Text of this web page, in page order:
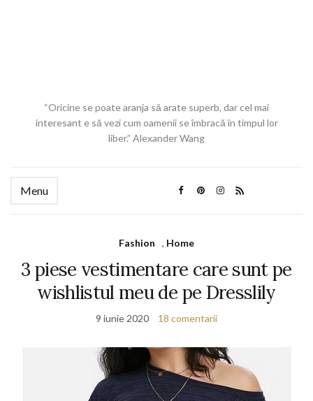
“Oricine se poate aranja să arate superb, dar cel mai
interesant e să vezi cum oamenii se îmbracă în timpul lor
liber.” Alexander Wang
Menu
Fashion , Home
3 piese vestimentare care sunt pe
wishlistul meu de pe Dresslily
9 iunie 2020 18 comentarii